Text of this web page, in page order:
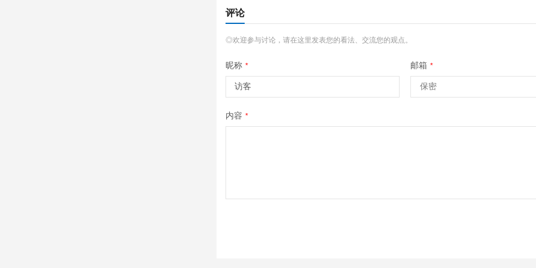
评论
◎欢迎参与讨论，请在这里发表您的看法、交流您的观点。
昵称 * 邮箱 *
内容 *